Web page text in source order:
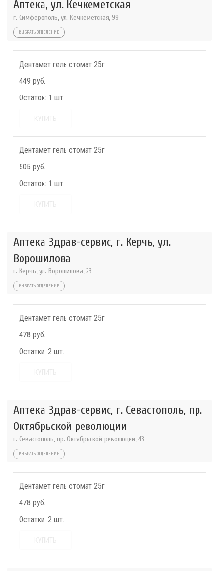
Аптека, ул. Кечкеметская
г. Симферополь, ул. Кечкеметская, 99
ВЫБРАТЬ ОТДЕЛЕНИЕ
Дентамет гель стомат 25г
449 руб.
Остаток: 1 шт.
Дентамет гель стомат 25г
505 руб.
Остаток: 1 шт.
Аптека Здрав-сервис, г. Керчь, ул.
Ворошилова
г. Керчь, ул. Ворошилова, 23
ВЫБРАТЬ ОТДЕЛЕНИЕ
Дентамет гель стомат 25г
478 руб.
Остатки: 2 шт.
Аптека Здрав-сервис, г. Севастополь, пр.
Октябрьской революции
г. Севастополь, пр. Октябрьской революции, 43
ВЫБРАТЬ ОТДЕЛЕНИЕ
Дентамет гель стомат 25г
478 руб.
Остатки: 2 шт.